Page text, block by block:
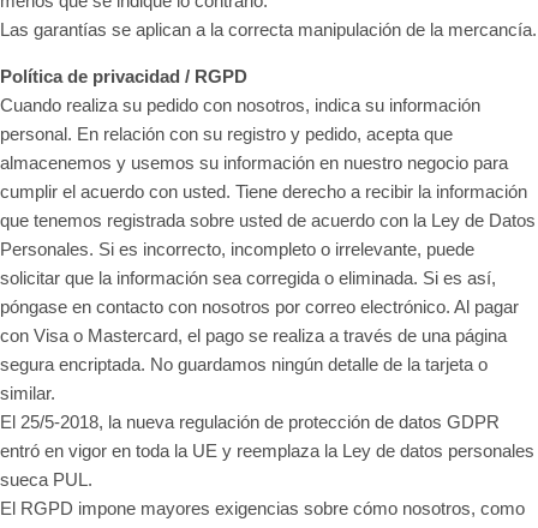
Las garantías se aplican a la correcta manipulación de la mercancía.
Política de privacidad / RGPD
Cuando realiza su pedido con nosotros, indica su información
personal. En relación con su registro y pedido, acepta que
almacenemos y usemos su información en nuestro negocio para
cumplir el acuerdo con usted. Tiene derecho a recibir la información
que tenemos registrada sobre usted de acuerdo con la Ley de Datos
Personales. Si es incorrecto, incompleto o irrelevante, puede
solicitar que la información sea corregida o eliminada. Si es así,
póngase en contacto con nosotros por correo electrónico. Al pagar
con Visa o Mastercard, el pago se realiza a través de una página
segura encriptada. No guardamos ningún detalle de la tarjeta o
similar.
El 25/5-2018, la nueva regulación de protección de datos GDPR
entró en vigor en toda la UE y reemplaza la Ley de datos personales
sueca PUL.
El RGPD impone mayores exigencias sobre cómo nosotros, como